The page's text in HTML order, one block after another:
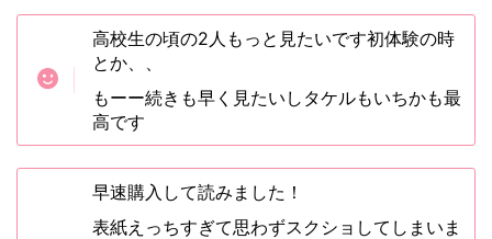
高校生の頃の2人もっと見たいです初体験の時
とか、、
もーー続きも早く見たいしタケルもいちかも最
高です
早速購入して読みました！
表紙えっちすぎて思わずスクショしてしまいま